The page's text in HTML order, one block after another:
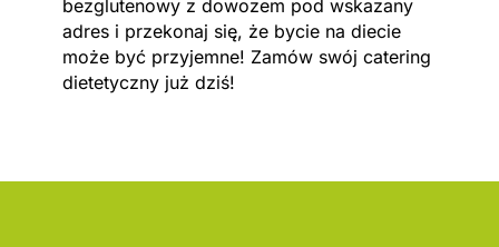
bezglutenowy z dowozem pod wskazany
adres i przekonaj się, że bycie na diecie
może być przyjemne! Zamów swój catering
dietetyczny już dziś!